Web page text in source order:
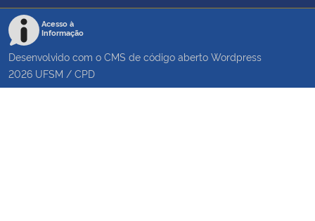
Acesso à
Informação
Desenvolvido com o CMS de código aberto Wordpress
2026 UFSM / CPD